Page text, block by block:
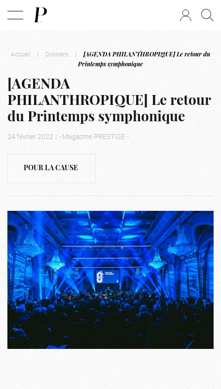
Accueil | Dossiers |
[AGENDA PHILANTHROPIQUE] Le retour du
Printemps symphonique
[AGENDA
PHILANTHROPIQUE] Le retour
du Printemps symphonique
24 février 2022 | - Magazine PRESTIGE -
POUR LA CAUSE